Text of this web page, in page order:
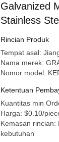
Galvanized
Stainless
Epdm
Rincian Produk
Tempat asal:
Nama merek:
Nomor model:
Ketentuan
Kuantitas min
Harga: $0.10/
Kemasan rincian:
kebutuhan